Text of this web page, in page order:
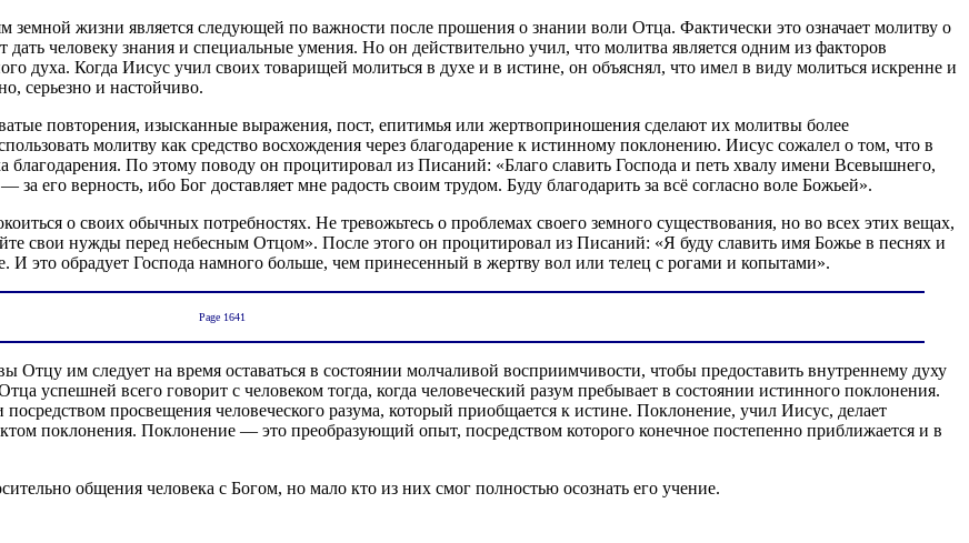
земной жизни является следующей по важности после прошения о знании воли Отца. Фактически это означает молитву о
человеку знания и специальные умения. Но он действительно учил, что молитва является одним из факторов
духа. Когда Иисус учил своих товарищей молиться в духе и в истине, он объяснял, что имел в виду молиться искренне и
серьезно и настойчиво.
повторения, изысканные выражения, пост, епитимья или жертвоприношения сделают их молитвы более
молитву как средство восхождения через благодарение к истинному поклонению. Иисус сожалел о том, что в
благодарения. По этому поводу он процитировал из Писаний: «Благо славить Господа и петь хвалу имени Всевышнего,
его верность, ибо Бог доставляет мне радость своим трудом. Буду благодарить за всё согласно воле Божьей».
о своих обычных потребностях. Не тревожьтесь о проблемах своего земного существования, но во всех этих вещах,
свои нужды перед небесным Отцом». После этого он процитировал из Писаний: «Я буду славить имя Божье в песнях и
И это обрадует Господа намного больше, чем принесенный в жертву вол или телец с рогами и копытами».
Page 1641
Отцу им следует на время оставаться в состоянии молчаливой восприимчивости, чтобы предоставить внутреннему духу
успешней всего говорит с человеком тогда, когда человеческий разум пребывает в состоянии истинного поклонения.
просвещения человеческого разума, который приобщается к истине. Поклонение, учил Иисус, делает
поклонения. Поклонение — это преобразующий опыт, посредством которого конечное постепенно приближается и в
общения человека с Богом, но мало кто из них смог полностью осознать его учение.